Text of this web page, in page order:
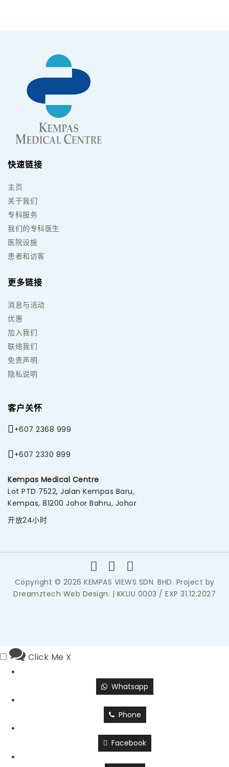
快速链接
主页
关于我们
专科服务
我们的专科医生
医院设施
患者和访客
更多链接
消息与活动
优惠
加入我们
联络我们
免责声明
隐私说明
客户关怀
+607 2368 999
+607 2330 899
Kempas Medical Centre
Lot PTD 7522, Jalan Kempas Baru,
Kempas, 81200 Johor Bahru, Johor
开放24小时
Copyright © 2026 KEMPAS VIEWS SDN. BHD. Project by
Dreamztech Web Design. | KKLIU 0003 / EXP 31.12.2027
Click Me X
Whatsapp
Phone
Facebook